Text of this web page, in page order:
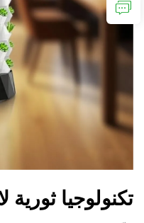
تكنولوجيا